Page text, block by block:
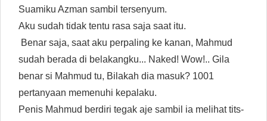
Suamiku Azman sambil tersenyum.
Aku sudah tidak tentu rasa saja saat itu.
Benar saja, saat aku perpaling ke kanan, Mahmud
sudah berada di belakangku... Naked! Wow!.. Gila
benar si Mahmud tu, Bilakah dia masuk? 1001
pertanyaan memenuhi kepalaku.
Penis Mahmud berdiri tegak aje sambil ia melihat tits-